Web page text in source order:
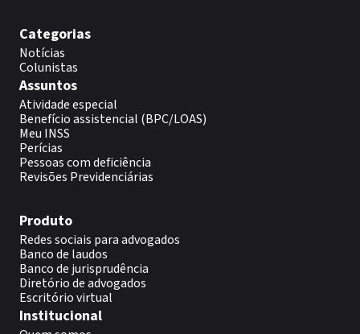
Categorias
Notícias
Colunistas
Assuntos
Atividade especial
Benefício assistencial (BPC/LOAS)
Meu INSS
Perícias
Pessoas com deficiência
Revisões Previdenciárias
Produto
Redes sociais para advogados
Banco de laudos
Banco de jurisprudência
Diretório de advogados
Escritório virtual
Institucional